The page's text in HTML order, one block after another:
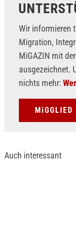
Wir informieren
Migration,
MiGAZIN mit
ausgezeichnet.
nichts mehr:
MiGGLIED
Auch interessant